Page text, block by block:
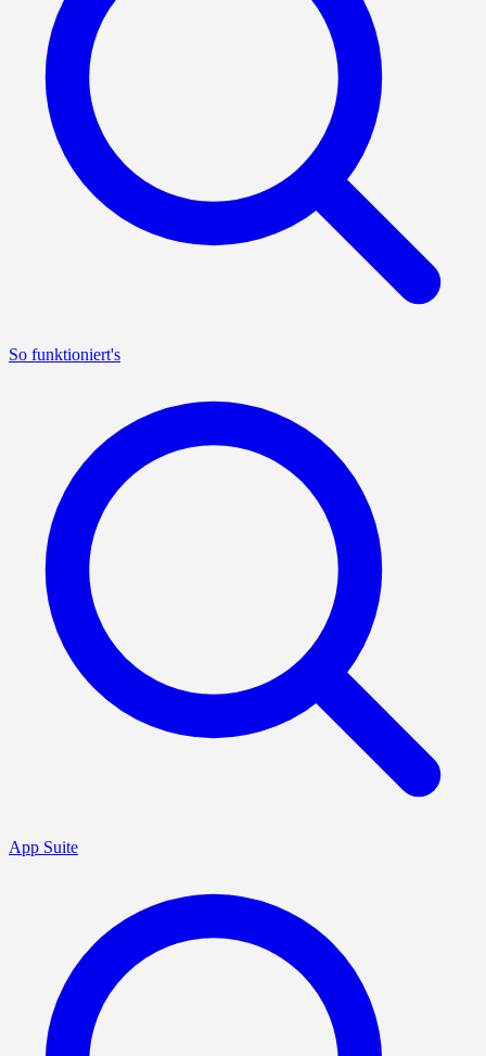
So funktioniert's
App Suite